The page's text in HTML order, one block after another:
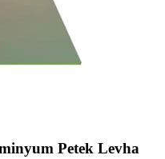
Petek Levha